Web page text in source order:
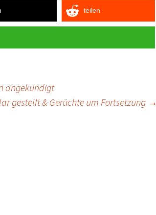
teilen
angekündigt
gestellt & Gerüchte um Fortsetzung →